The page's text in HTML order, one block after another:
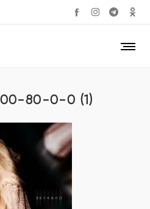
80-0-0 (1)